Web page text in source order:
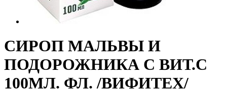
СИРОП МАЛЬВЫ И
ПОДОРОЖНИКА С ВИТ.С
100МЛ. ФЛ. /ВИФИТЕХ/